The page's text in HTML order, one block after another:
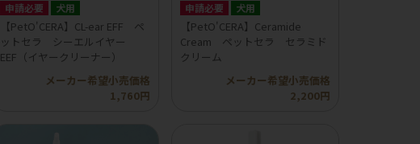
申請必要 犬用
【PetO'CERA】CL-ear EFF ペ
ットセラ シーエルイヤー
EEF（イヤークリーナー）
メーカー希望小売価格
1,760円
申請必要 犬用
【PetO'CERA】Ceramide
Cream ペットセラ セラミド
クリーム
メーカー希望小売価格
2,200円